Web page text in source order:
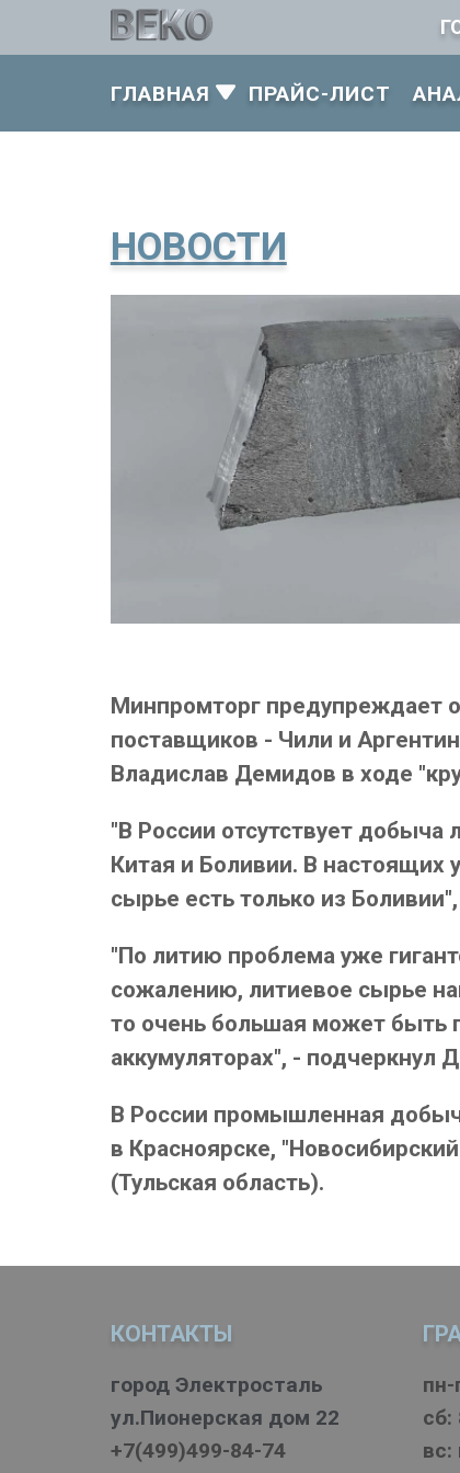
ГЛАВНАЯ ПРАЙС-ЛИСТ
НОВОСТИ
Минпромторг предупреждает
поставщиков - Чили и
Владислав Демидов в ходе
"В России отсутствует добыча
Китая и Боливии. В настоящих
сырье есть только из
"По литию проблема уже
сожалению, литиевое сырье
то очень большая может быть
аккумуляторах", - подчеркнул
В России промышленная
в Красноярске,
(Тульская область).
КОНТАКТЫ
город Электросталь
ул.Пионерская дом 22
+7(499)499-84-74
пн-
cб:
вс: